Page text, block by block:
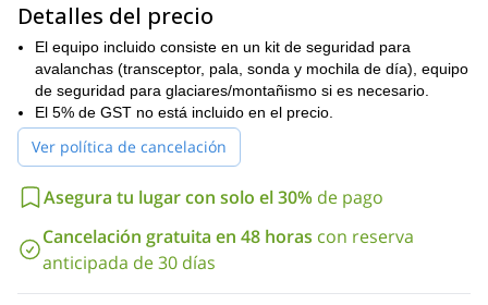
Garibaldi, justo al lado del resort. Los días de esquí suelen
terminar alrededor de las 4PM, pero en el invierno tardío o
primavera podemos organizar tours de día más largos.
No se necesita experiencia previa en esquí de travesía, pero
necesitas estar en buena forma física para unirte. Decidiré el
itinerario exacto dependiendo del nivel del grupo y las
condiciones meteorológicas.
¿Tentado a explorar el backcountry de Whistler con tus esquís?
Entonces por favor solicita reservar este viaje y ¡comencemos
la aventura!
Detalles del precio
El equipo incluido consiste en un kit de seguridad para
avalanchas (transceptor, pala, sonda y mochila de día), equipo
de seguridad para glaciares/montañismo si es necesario.
El 5% de GST no está incluido en el precio.
Ver política de cancelación
Asegura tu lugar con solo el 30% de pago
Cancelación gratuita en 48 horas con reserva
anticipada de 30 días